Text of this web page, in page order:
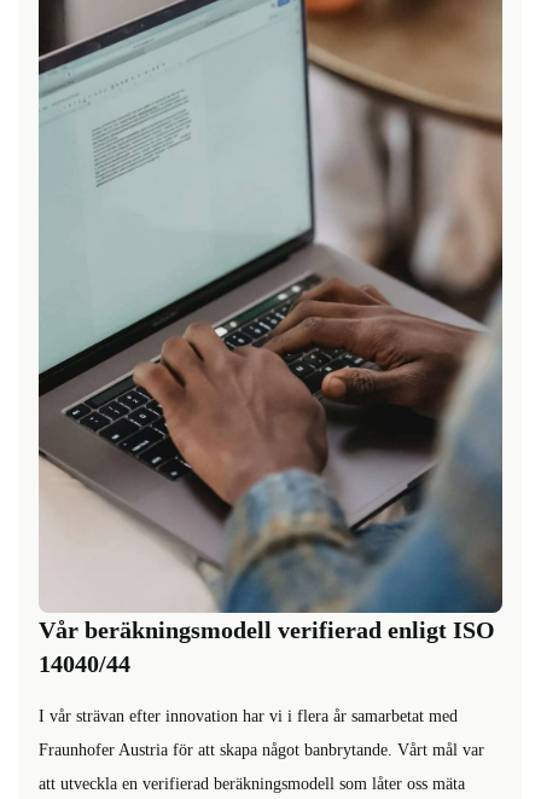
Vår beräkningsmodell verifierad enligt ISO
14040/44
I vår strävan efter innovation har vi i flera år samarbetat med
Fraunhofer Austria för att skapa något banbrytande. Vårt mål var
att utveckla en verifierad beräkningsmodell som låter oss mäta